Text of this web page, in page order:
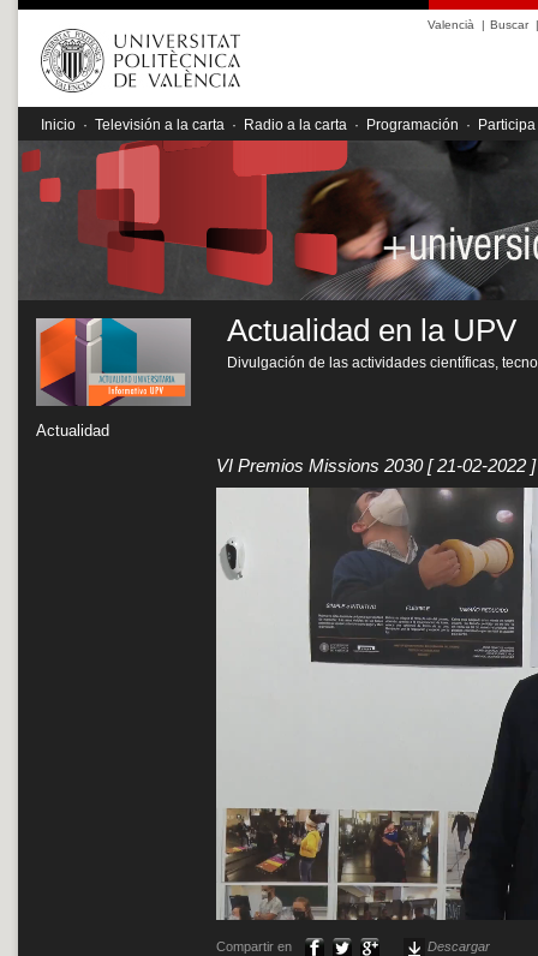
Valencià | Buscar|
Inicio · Televisión a la carta · Radio a la carta · Programación · Participa
Actualidad
Actualidad en la UPV
Divulgación de las actividades científicas,
VI Premios Missions 2030[ 21-02-2022 ]
Compartir en Descargar